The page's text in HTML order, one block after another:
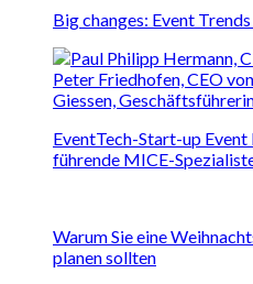
Big changes: Event
EventTech-Start-up
führende MICE-
Warum Sie eine
planen sollten